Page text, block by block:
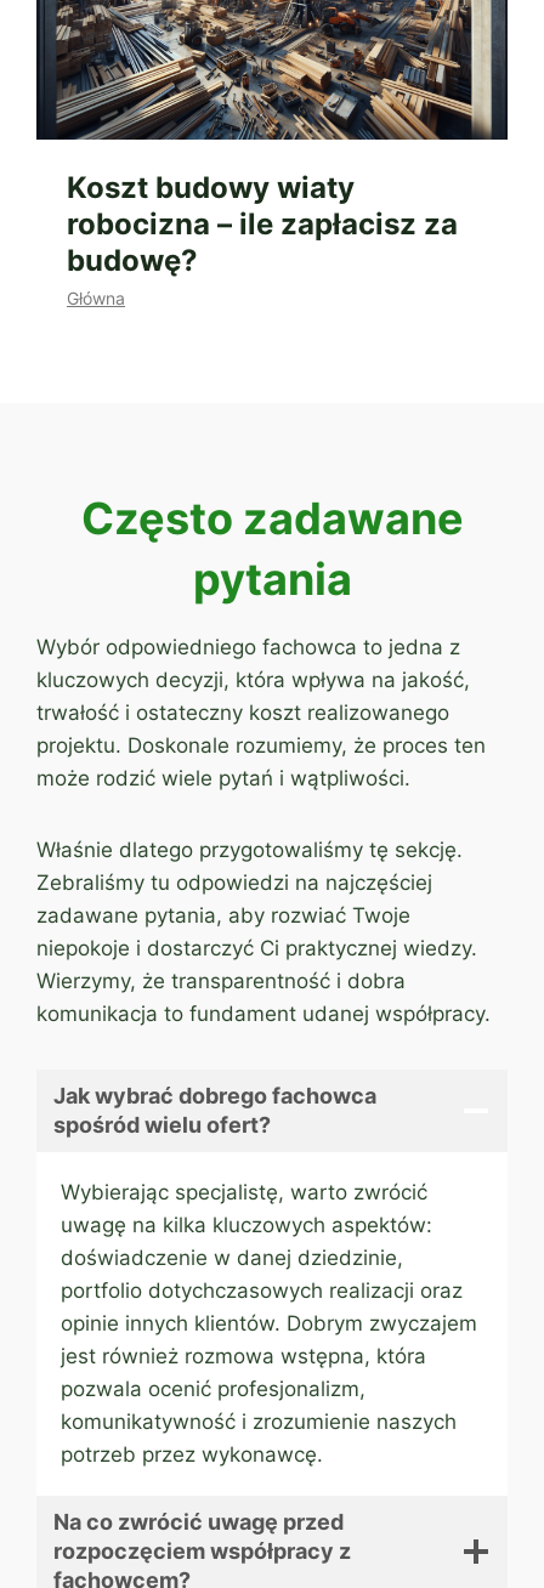
Koszt budowy wiaty
robocizna – ile zapłacisz za
budowę?
Główna
Często zadawane
pytania
Wybór odpowiedniego fachowca to jedna z
kluczowych decyzji, która wpływa na jakość,
trwałość i ostateczny koszt realizowanego
projektu. Doskonale rozumiemy, że proces ten
może rodzić wiele pytań i wątpliwości.
Właśnie dlatego przygotowaliśmy tę sekcję.
Zebraliśmy tu odpowiedzi na najczęściej
zadawane pytania, aby rozwiać Twoje
niepokoje i dostarczyć Ci praktycznej wiedzy.
Wierzymy, że transparentność i dobra
komunikacja to fundament udanej współpracy.
Jak wybrać dobrego fachowca
spośród wielu ofert?
Wybierając specjalistę, warto zwrócić
uwagę na kilka kluczowych aspektów:
doświadczenie w danej dziedzinie,
portfolio dotychczasowych realizacji oraz
opinie innych klientów. Dobrym zwyczajem
jest również rozmowa wstępna, która
pozwala ocenić profesjonalizm,
komunikatywność i zrozumienie naszych
potrzeb przez wykonawcę.
Na co zwrócić uwagę przed
rozpoczęciem współpracy z
fachowcem?